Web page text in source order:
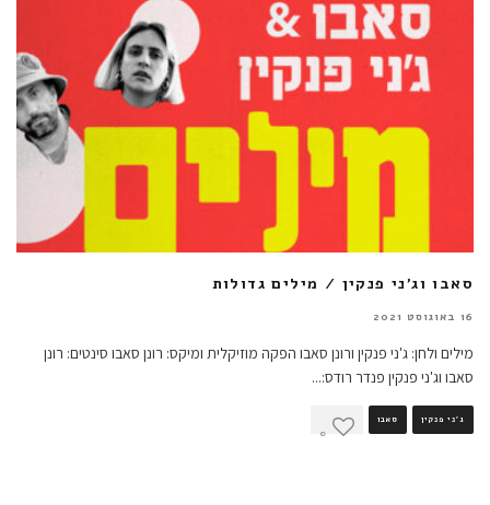
סאבו וג'ני פנקין / מילים גדולות
16 באוגוסט 2021
מילים ולחן: ג'ני פנקין ורונן סאבו הפקה מוזיקלית ומיקס: רונן סאבו סינטים: רונן
סאבו וג'ני פנקין פנדר רודס:...
ג'ני פנקין סאבו
0